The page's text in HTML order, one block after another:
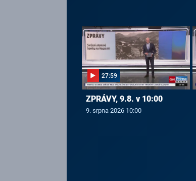
27:59
ZPRÁVY, 9.8. v 10:00
9. srpna 2026 10:00